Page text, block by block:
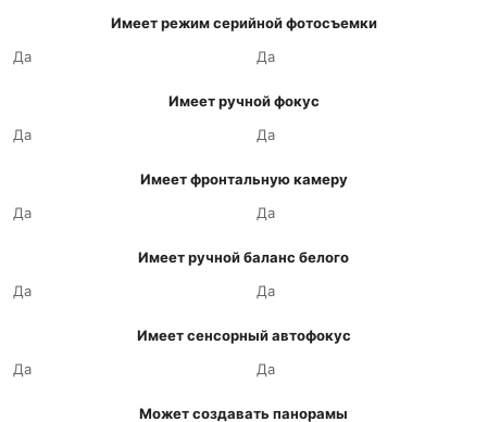
Имеет режим серийной фотосъемки
Да
Да
Имеет ручной фокус
Да
Да
Имеет фронтальную камеру
Да
Да
Имеет ручной баланс белого
Да
Да
Имеет сенсорный автофокус
Да
Да
Может создавать панорамы